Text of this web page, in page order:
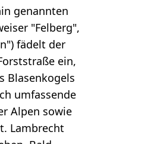
genannten
"Felberg",
fädelt der
ein,
Blasenkogels
umfassende
Alpen sowie
Lambrecht